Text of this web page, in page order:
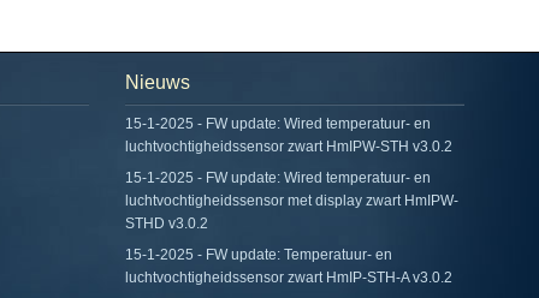
Nieuws
15-1-2025 - FW update: Wired temperatuur- en
luchtvochtigheidssensor zwart HmIPW-STH v3.0.2
15-1-2025 - FW update: Wired temperatuur- en
luchtvochtigheidssensor met display zwart HmIPW-
STHD v3.0.2
15-1-2025 - FW update: Temperatuur- en
luchtvochtigheidssensor zwart HmIP-STH-A v3.0.2